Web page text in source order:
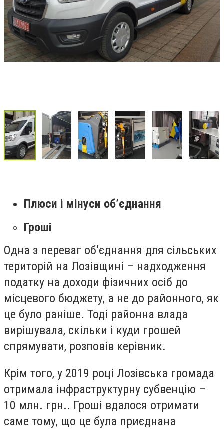
Плюси і мінуси об’єднання
Гроші
Одна з переваг об’єднання для сільських
територій на Лозівщині – надходження
податку на доходи фізичних осіб до
місцевого бюджету, а не до районного, як
це було раніше. Тоді районна влада
вирішувала, скільки і куди грошей
спрямувати, розповів керівник.
Крім того, у 2019 році Лозівська громада
отримала інфраструктурну субвенцію –
10 млн. грн.. Гроші вдалося отримати
саме тому, що це була приєднана